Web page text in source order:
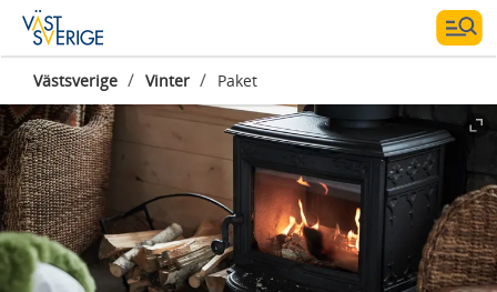
Västsverige / Vinter / Paket